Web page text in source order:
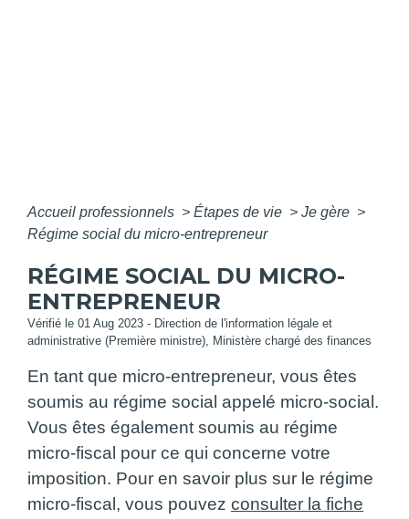
Accueil professionnels > Étapes de vie > Je gère >
Régime social du micro-entrepreneur
RÉGIME SOCIAL DU MICRO-
ENTREPRENEUR
Vérifié le 01 Aug 2023 - Direction de l'information légale et
administrative (Première ministre), Ministère chargé des finances
En tant que micro-entrepreneur, vous êtes
soumis au régime social appelé micro-social.
Vous êtes également soumis au régime
micro-fiscal pour ce qui concerne votre
imposition. Pour en savoir plus sur le régime
micro-fiscal, vous pouvez consulter la fiche